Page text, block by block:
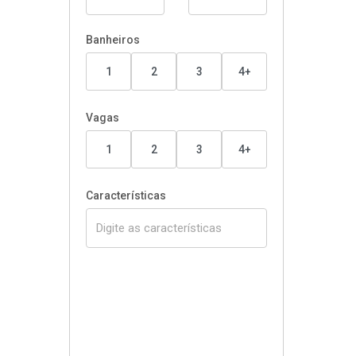
Banheiros
1 2 3 4+
Vagas
1 2 3 4+
Características